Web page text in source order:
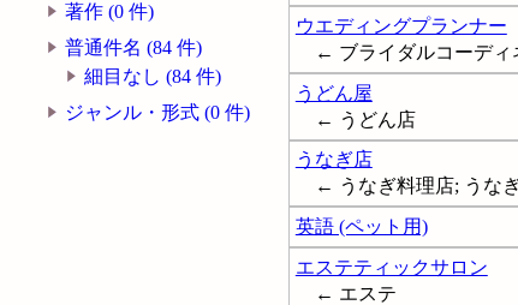
著作 (0 件)
普通件名 (84 件)
細目なし (84 件)
ジャンル・形式 (0 件)
ウエディングプランナー
← ブライダルコーディ
うどん屋
← うどん店
うなぎ店
← うなぎ料理店; うな
英語 (ペット用)
エステティックサロン
← エステ